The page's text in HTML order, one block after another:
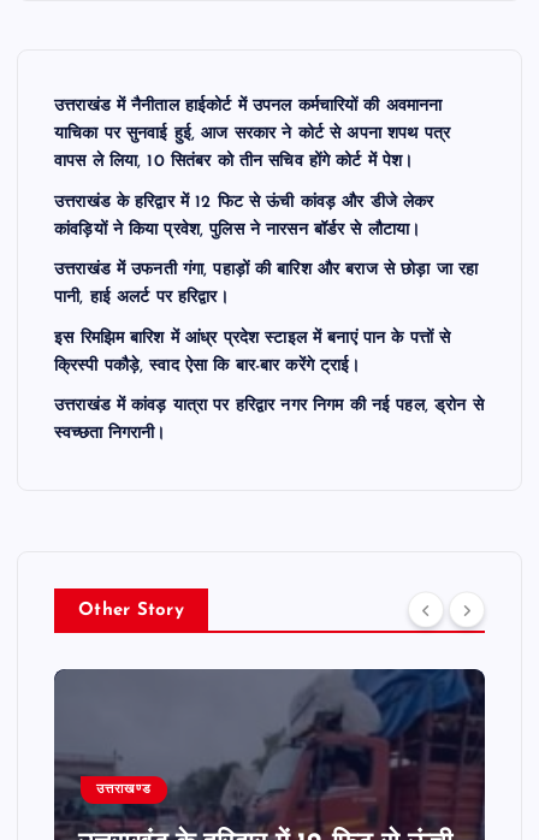
उत्तराखंड में नैनीताल हाईकोर्ट में उपनल कर्मचारियों की अवमानना
याचिका पर सुनवाई हुई, आज सरकार ने कोर्ट से अपना शपथ पत्र
वापस ले लिया, 10 सितंबर को तीन सचिव होंगे कोर्ट में पेश।
उत्तराखंड के हरिद्वार में 12 फिट से ऊंची कांवड़ और डीजे लेकर
कांवड़ियों ने किया प्रवेश, पुलिस ने नारसन बॉर्डर से लौटाया।
उत्तराखंड में उफनती गंगा, पहाड़ों की बारिश और बराज से छोड़ा जा रहा
पानी, हाई अलर्ट पर हरिद्वार।
इस रिमझिम बारिश में आंध्र प्रदेश स्टाइल में बनाएं पान के पत्तों से
क्रिस्पी पकौड़े, स्वाद ऐसा कि बार-बार करेंगे ट्राई।
उत्तराखंड में कांवड़ यात्रा पर हरिद्वार नगर निगम की नई पहल, ड्रोन से
स्वच्छता निगरानी।
Other Story
उत्तराखण्ड